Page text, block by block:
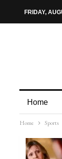
FRIDAY,
Home
Home Sports